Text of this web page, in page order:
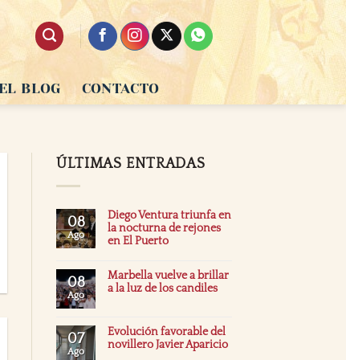
BLOG CONTACTO
ÚLTIMAS ENTRADAS
08
Ago
Diego Ventura triunfa en
la nocturna de rejones
en El Puerto
08
Ago
Marbella vuelve a brillar
a la luz de los candiles
07
Ago
Evolución favorable del
novillero Javier Aparicio